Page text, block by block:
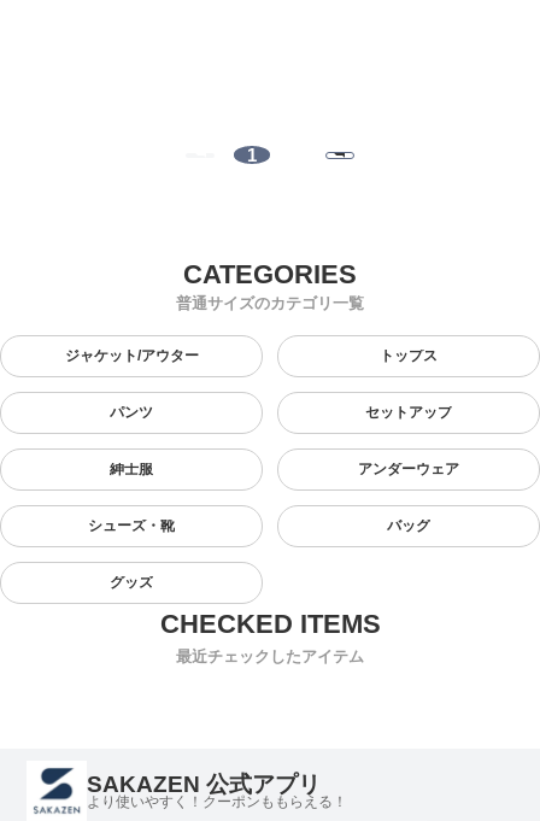
1
普通サイズのカテゴリ一覧
ジャケット/アウター トップス
パンツ セットアップ
紳士服 アンダーウェア
シューズ・靴 バッグ
グッズ
最近チェックしたアイテム
SAKAZEN 公式アプリ
より使いやすく！クーポンももらえる！